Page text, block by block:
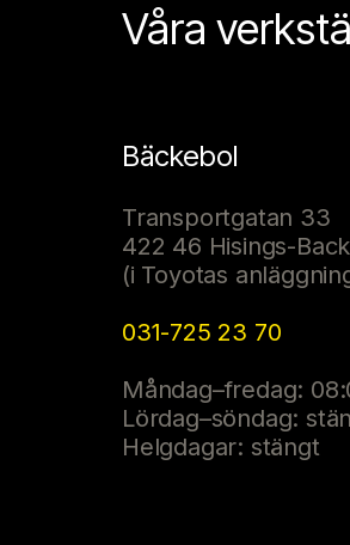
Våra
Bäckebol
Transportgatan 33
422 46 Hisings-
(i Toyotas
031-725 23 70
Måndag–fredag:
Lördag–söndag:
Helgdagar: stängt